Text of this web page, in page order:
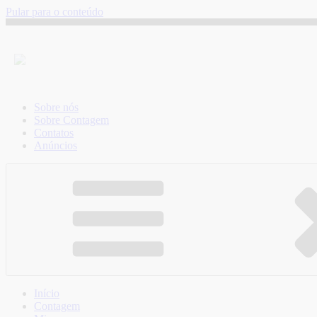
Pular para o conteúdo
Sobre nós
Sobre Contagem
Contatos
Anúncios
Início
Contagem